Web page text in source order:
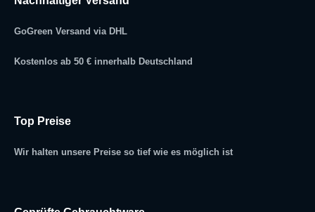
GoGreen Versand via DHL
Kostenlos ab 50 € innerhalb Deutschland
Top Preise
Wir halten unsere Preise so tief wie es möglich ist